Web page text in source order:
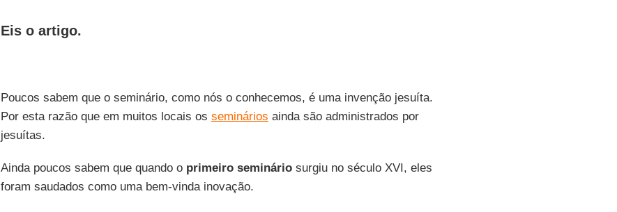
Eis o artigo.
Poucos sabem que o seminário, como nós o conhecemos, é uma invenção jesuíta.
Por esta razão que em muitos locais os seminários ainda são administrados por
jesuítas.
Ainda poucos sabem que quando o primeiro semináriosurgiu no século XVI, eles
foram saudados como uma bem-vinda inovação.